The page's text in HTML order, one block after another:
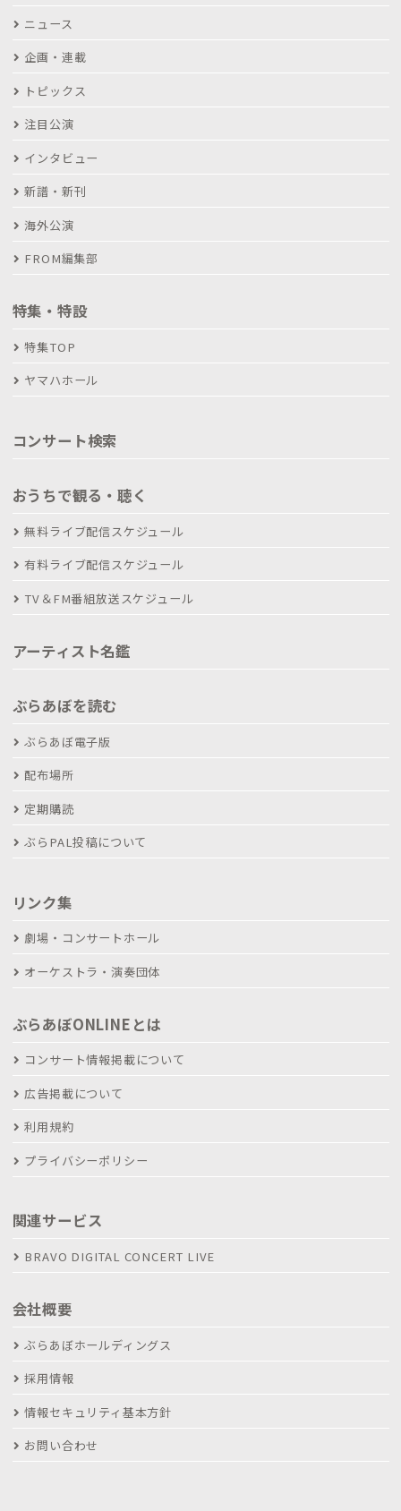
ニュース
企画・連載
トピックス
注目公演
インタビュー
新譜・新刊
海外公演
FROM編集部
特集・特設
特集TOP
ヤマハホール
コンサート検索
おうちで観る・聴く
無料ライブ配信スケジュール
有料ライブ配信スケジュール
TV＆FM番組放送スケジュール
アーティスト名鑑
ぶらあぼを読む
ぶらあぼ電子版
配布場所
定期購読
ぶらPAL投稿について
リンク集
劇場・コンサートホール
オーケストラ・演奏団体
ぶらあぼONLINEとは
コンサート情報掲載について
広告掲載について
利用規約
プライバシーポリシー
関連サービス
BRAVO DIGITAL CONCERT LIVE
会社概要
ぶらあぼホールディングス
採用情報
情報セキュリティ基本方針
お問い合わせ